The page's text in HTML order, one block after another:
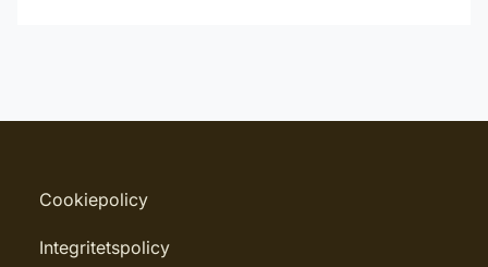
Cookiepolicy
Integritetspolicy